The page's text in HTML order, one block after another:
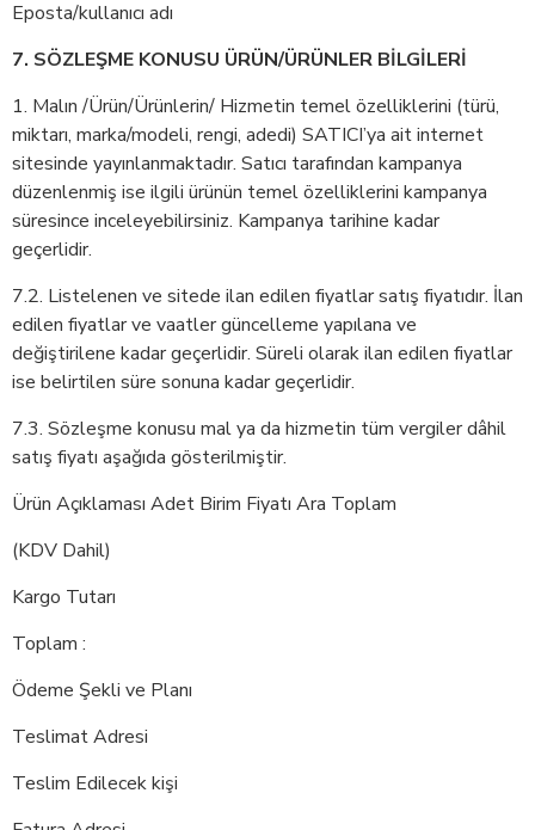
Eposta/kullanıcı adı
7. SÖZLEŞME KONUSU ÜRÜN/ÜRÜNLER BİLGİLERİ
1. Malın /Ürün/Ürünlerin/ Hizmetin temel özelliklerini (türü,
miktarı, marka/modeli, rengi, adedi) SATICI’ya ait internet
sitesinde yayınlanmaktadır. Satıcı tarafından kampanya
düzenlenmiş ise ilgili ürünün temel özelliklerini kampanya
süresince inceleyebilirsiniz. Kampanya tarihine kadar
geçerlidir.
7.2. Listelenen ve sitede ilan edilen fiyatlar satış fiyatıdır. İlan
edilen fiyatlar ve vaatler güncelleme yapılana ve
değiştirilene kadar geçerlidir. Süreli olarak ilan edilen fiyatlar
ise belirtilen süre sonuna kadar geçerlidir.
7.3. Sözleşme konusu mal ya da hizmetin tüm vergiler dâhil
satış fiyatı aşağıda gösterilmiştir.
Ürün Açıklaması Adet Birim Fiyatı Ara Toplam
(KDV Dahil)
Kargo Tutarı
Toplam :
Ödeme Şekli ve Planı
Teslimat Adresi
Teslim Edilecek kişi